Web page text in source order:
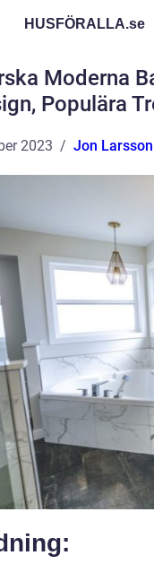
HUSFÖRALLA.se
Moderna
Populära
2023 Jon Larsson